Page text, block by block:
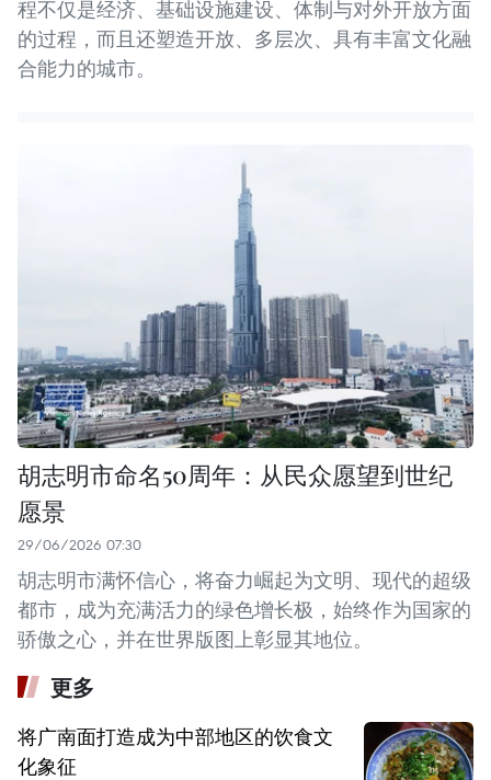
程不仅是经济、基础设施建设、体制与对外开放方面
的过程，而且还塑造开放、多层次、具有丰富文化融
合能力的城市。
胡志明市命名50周年：从民众愿望到世纪
愿景
29/06/2026 07:30
胡志明市满怀信心，将奋力崛起为文明、现代的超级
都市，成为充满活力的绿色增长极，始终作为国家的
骄傲之心，并在世界版图上彰显其地位。
更多
将广南面打造成为中部地区的饮食文
化象征